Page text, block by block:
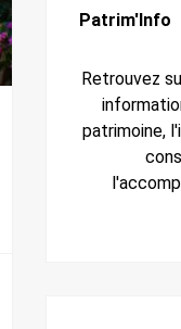
Patrim'Info
Retrouvez
patrimoine,